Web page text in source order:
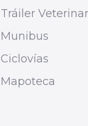
Tráiler
Munibus
Ciclovías
Mapoteca